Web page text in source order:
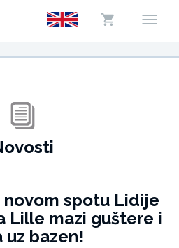
novom spotu Lidije
Lille mazi guštere i
uz bazen!